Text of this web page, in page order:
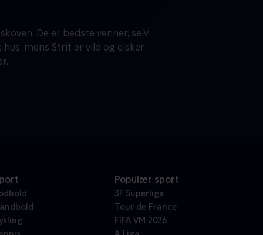
De er bedste venner, selv
mens Strit er vild og elsker
Populær sport
3F Superliga
Tour de France
FIFA VM 2026